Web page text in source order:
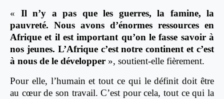
« Il n’y a pas que les guerres, la famine, la
pauvreté. Nous avons d’énormes ressources en
Afrique et il est important qu’on le fasse savoir à
nos jeunes. L’Afrique c’est notre continent et c’est
à nous de le développer », soutient-elle fièrement.
Pour elle, l’humain et tout ce qui le définit doit être
au cœur de son travail. C’est pour cela, tout ce qui la